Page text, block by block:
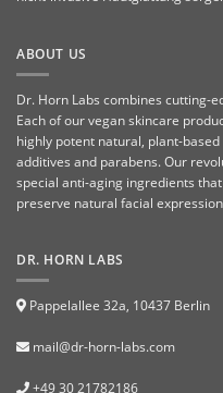
ABOUT US
Dr. Horn Labs combines cutting-
Each of our vegan skincare
highly potent natural, plant-
additives and parabens. Our
special anti-aging ingredients
preserve natural facial
DR. HORN LABS
Pappelallee 32a, 10437 Berlin
mail@dr-horn-labs.com
+49 30 21782186